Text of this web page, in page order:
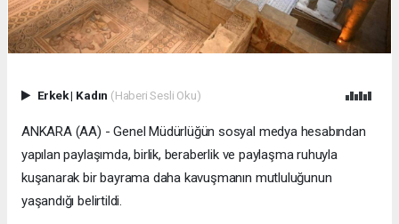
Erkek| Kadın (Haberi Sesli Oku)
ANKARA (AA) - Genel Müdürlüğün sosyal medya hesabından
yapılan paylaşımda, birlik, beraberlik ve paylaşma ruhuyla
kuşanarak bir bayrama daha kavuşmanın mutluluğunun
yaşandığı belirtildi.